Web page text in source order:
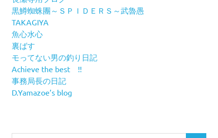
黒鱒蜘蛛團～ＳＰＩＤＥＲＳ～武魯愚
TAKAGIYA
魚心水心
裏ばす
モってない男の釣り日記
Achieve the best !!
事務局長の日記
D.Yamazoe’s blog